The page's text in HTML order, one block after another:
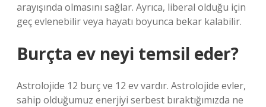
arayışında olmasını sağlar. Ayrıca, liberal olduğu için
geç evlenebilir veya hayatı boyunca bekar kalabilir.
Burçta ev neyi temsil eder?
Astrolojide 12 burç ve 12 ev vardır. Astrolojide evler,
sahip olduğumuz enerjiyi serbest bıraktığımızda ne